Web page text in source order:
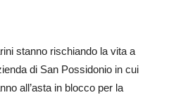
stanno rischiando la vita a
di San Possidonio in cui
all’asta in blocco per la